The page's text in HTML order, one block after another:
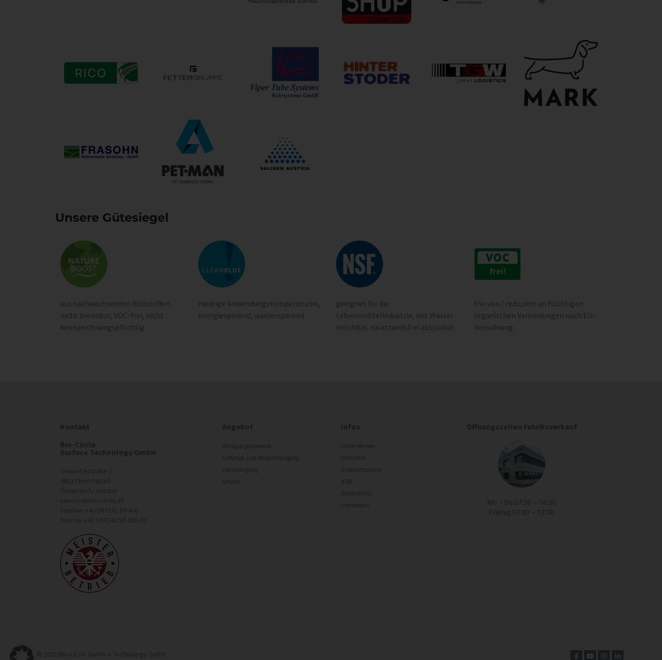
Unsere Gütesiegel
aus nachwachsenden Rohstoffen,
nicht brennbar, VOC-frei, nicht
kennzeichnungspflichtig
niedrige Anwendungstemperaturen,
energiesparend, wassersparend
geeignet für die
Lebensmittelindustrie, mit Wasser
mischbar, rückstandsfrei abspülbar
frei von / reduziert an flüchtigen
organischen Verbindungen nach EU-
Verordnung
Kontakt
Bio-Circle
Surface Technology GmbH
Gewerbestraße 1
4653 Eberstalzell
Österreich/ Austria
service@bio-circle.at
Telefon: +43 (0)7241 59 400
Telefax: +43 (0)7241 59 400-10
Angebot
Reinigungssysteme
Lüftungs- und Spezialreinigung
Lohnreinigung
Service
Infos
Unternehmen
Infocenter
Ansprechpartner
AGB
Datenschutz
Impressum
Öffnungszeiten Fabriksverkauf
Mo – Do 07:30 – 16:30
Freitag 07:30 – 12:00
© 2022 Bio-Circle Surface Technology GmbH